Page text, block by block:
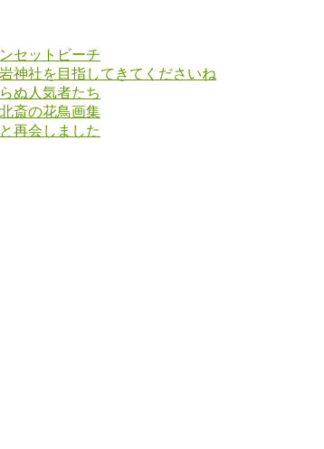
セットビーチ
神社を目指してきてくださいね
ぬ人気者たち
斎の花鳥画集
再会しました